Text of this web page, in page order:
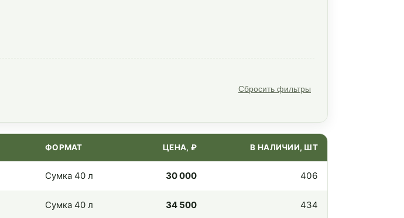
Сбросить фильтры
ФОРМАТ ЦЕНА, ₽ В НАЛИЧИИ, ШТ
Сумка 40 л 30 000 406
Сумка 40 л 34 500 434